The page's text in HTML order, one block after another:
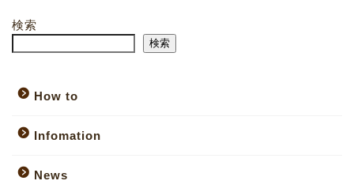
検索
検索
How to
Infomation
News